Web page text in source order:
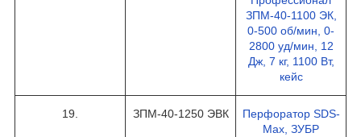
ЗПМ-40-1100 ЭК,
0-500 об/мин, 0-
2800 уд/мин, 12
Дж, 7 кг, 1100 Вт,
кейс
19. ЗПМ-40-1250 ЭВК
Перфоратор SDS-
Max, ЗУБР